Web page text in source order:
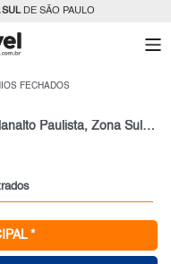
SULDE SÃO PAULO
FECHADOS
Condomínios Fechados à Venda no Planalto Paulista, Zona Sul, São Paulo, SP
*